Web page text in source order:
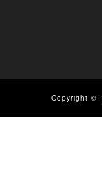
Copyright ©